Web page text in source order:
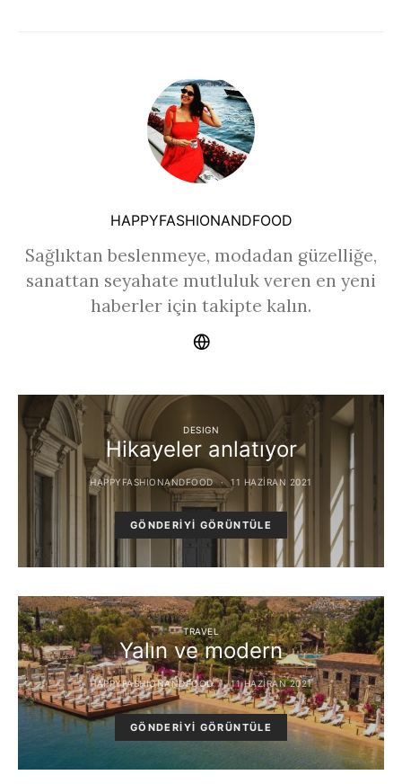
HAPPYFASHIONANDFOOD
Sağlıktan beslenmeye, modadan güzelliğe,
sanattan seyahate mutluluk veren en yeni
haberler için takipte kalın.
DESIGN
Hikayeler anlatıyor
HAPPYFASHIONANDFOOD 11 HAZIRAN 2021
GÖNDERIYI GÖRÜNTÜLE
TRAVEL
Yalın ve modern
HAPPYFASHIONANDFOOD 11 HAZIRAN 2021
GÖNDERIYI GÖRÜNTÜLE